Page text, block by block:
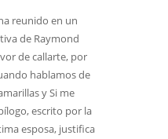
reunido en un
de Raymond
de callarte, por
hablamos de
y Si me
escrito por la
esposa, justifica